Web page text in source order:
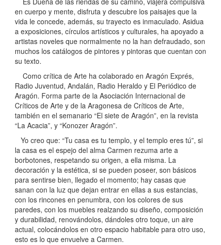
en cuerpo y mente, disfruta y descubre los paisajes que la
vida le concede, además, su trayecto es inmaculado. Asidua
a exposiciones, círculos artísticos y culturales, ha apoyado a
artistas noveles que normalmente no la han defraudado, son
muchos los catálogos de pintores y pintoras que cuentan con
su texto.
Como crítica de Arte ha colaborado en Aragón Exprés,
Radio Juventud, Andalán, Radio Heraldo y El Periódico de
Aragón. Forma parte de la Asociación Internacional de
Críticos de Arte y de la Aragonesa de Críticos de Arte,
también en el semanario “El siete de Aragón”, en la revista
“La Acacia”, y “Konozer Aragón”.
Yo creo que: “Tu casa es tu templo, y el templo eres tú”, si
la casa es el espejo del alma Carmen rezuma arte a
borbotones, respetando su origen, a ella misma. La
decoración y la estética, si se pueden poseer, son básicos
para sentirse bien, llegado el momento; hay casas que
sanan con la luz que dejan entrar en ellas a sus estancias,
con los rincones en penumbra, con los colores de sus
paredes, con los muebles realzando su diseño, composición
y durabilidad, renovándolos, dándoles otro toque, un aire
actual, colocándolos en otro espacio habitable para otro uso,
esto es lo que envuelve a Carmen.